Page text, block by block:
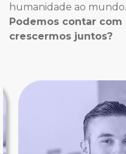
humanidade ao mundo.
Podemos contar
crescermos juntos?